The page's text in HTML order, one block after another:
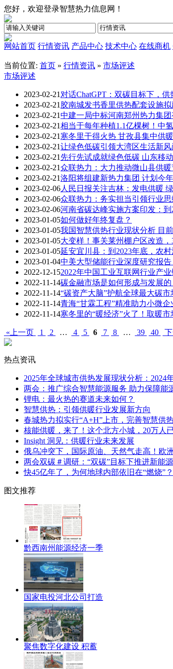
您好，欢迎登录智慧热力信息网！
网站首页 行情资讯 产品中心 技术中心 在线商机
当前位置: 首页 » 行情资讯 » 市场评述
市场评述
2023-02-21 对话ChatGPT：双碳目标下，
2023-02-21 胶南城发书香里供热配套设施拟
2023-02-21中建一局中标河南郑州热力集
2023-02-21相当于每年种植1.1亿棵树！中
2023-02-21 寒冬里干得火热 甘孜县集中供
2023-02-21让绿色低碳引领大湾区生活新风
2023-02-21 先行先试成就绿色低碳 山东移
2023-02-21众联热力：大力推动微山县供
2023-02-21洛阳将组建新热力集团 计划今
2023-02-06人民日报关注吉林：发电供暖
2023-02-06众联热力：务实担当引领行业
2023-02-06河南省碳达峰实施方案印发：
2023-01-05如何做好年终复盘？
2023-01-05我国智慧供热行业现状分析 目
2023-01-05大变样！事关莱州棚户区改造
2023-01-05延安宜川县：到2023年底，农
2023-01-04中美大型储能行业深度研究报告
2022-12-152022年中国工业互联网行业产
2022-11-14碳金融市场是如何形成与发展
2022-11-14“碳资产大脑”护航全球最大碳市
2022-11-14青海“甘霖工程”精准助力小微企
2022-11-14寒冬里的“暖经济”火了！取暖
«上一页 1 2 … 4 5 6 7 8 … 39 40
热点资讯
2025年全球城市供热发展现状分析：2024
两会：推广综合智慧能源服务 助力保障能
锂电：最火热的赛道未来如何？
智慧供热：引领供暖行业发展新方向
春城热力拟实行“A+H”上市，完善智慧供
核能供暖，来了！这个北方小城，20万人
Insight 洞见：供暖行业未来发展
俄乌冲突下，国际原油、天然气走高！欧
两会双碳＃调研：“双碳”目标下推进新能
快45亿年了，为何地球内部依旧在“燃烧”
图文推荐
黔西南州能源经济一季
国家电投河北公司打造
聚焦数字化建设 积蓄